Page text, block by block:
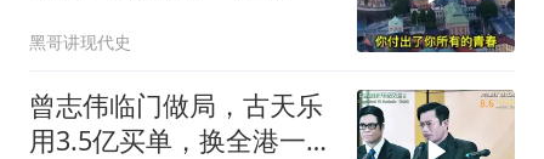
人》
黑哥讲现代史
曾志伟临门做局，古天乐
用3.5亿买单，换全港一声